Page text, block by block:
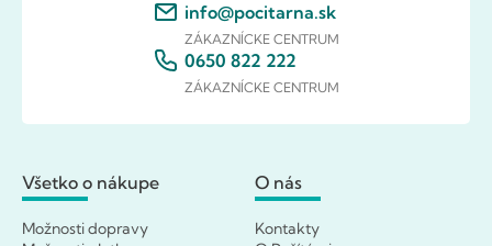
info@pocitarna.sk
ZÁKAZNÍCKE CENTRUM
0650 822 222
ZÁKAZNÍCKE CENTRUM
Všetko o nákupe
Možnosti dopravy
O nás
Kontakty